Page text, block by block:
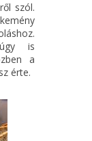
szól.
is
a
érte.